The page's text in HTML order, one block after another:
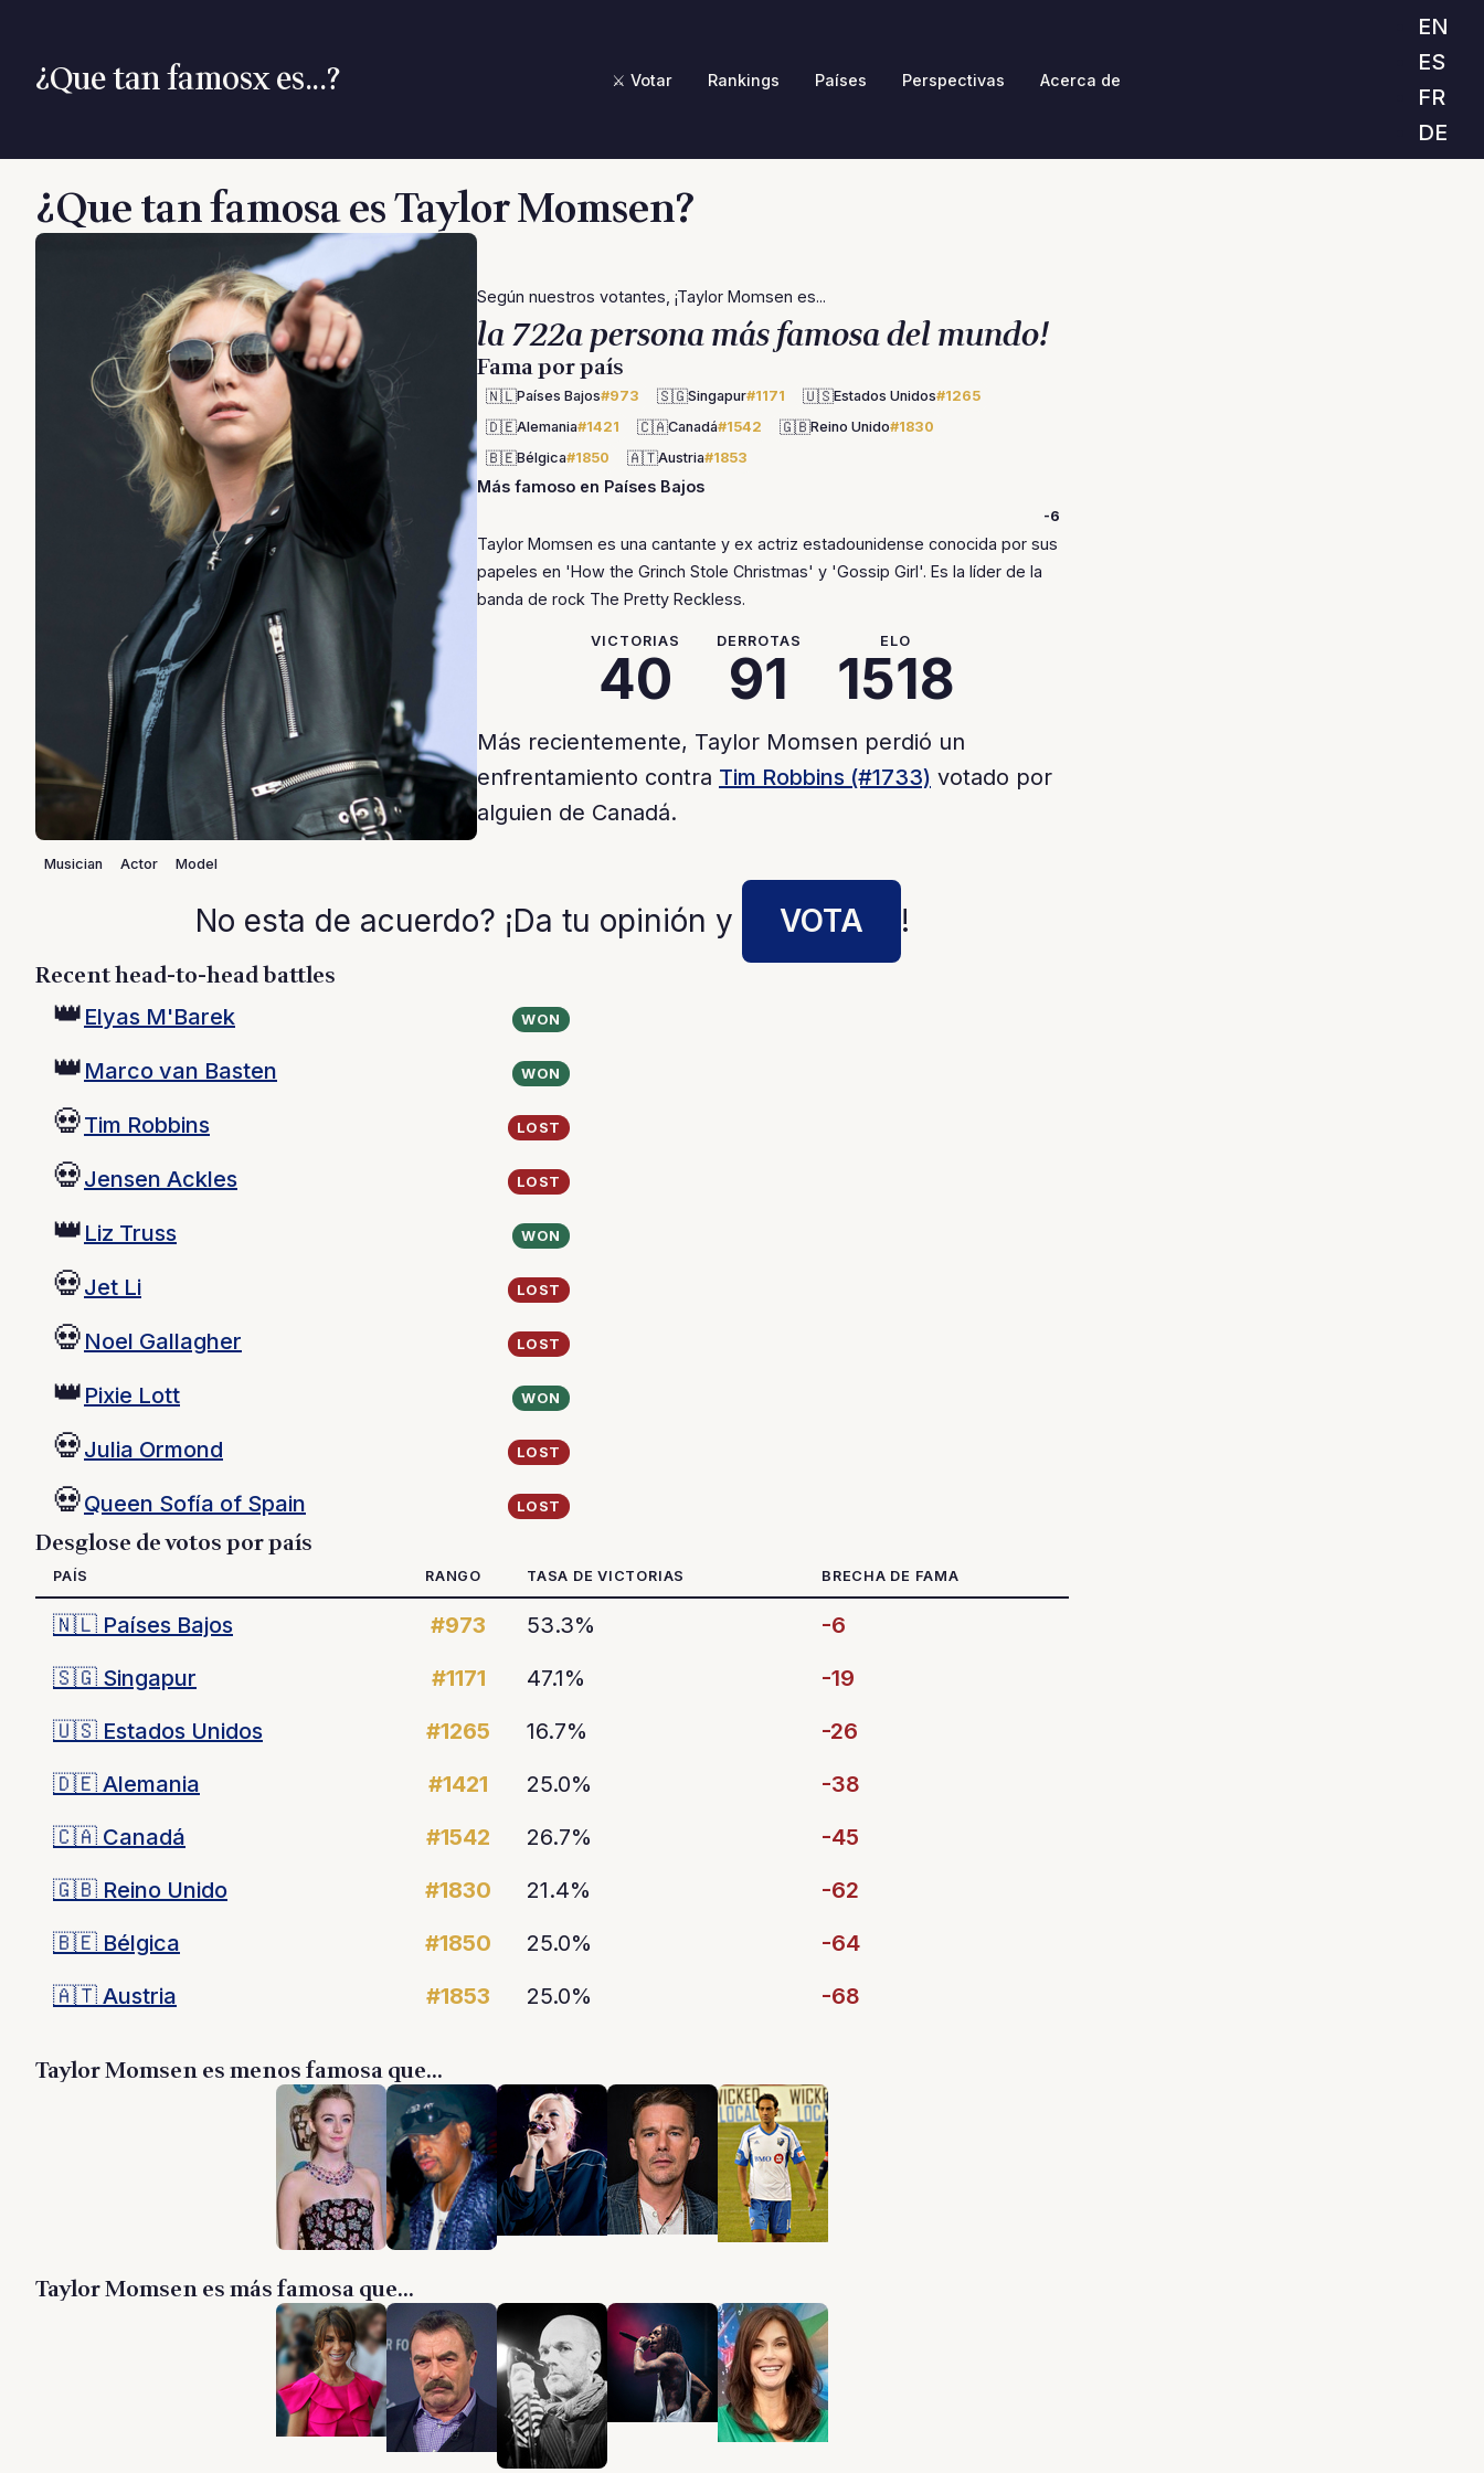
¿Que tan famosx es...? ⚔️ Votar Rankings Países Perspectivas Acerca de
EN
ES
FR
DE
¿Que tan famosa es Taylor Momsen?
Musician Actor Model
Según nuestros votantes, ¡Taylor Momsen es...
la 722a persona más famosa del mundo!
Fama por país
🇳🇱Países Bajos#973 🇸🇬Singapur#1171 🇺🇸Estados Unidos#1265
🇩🇪Alemania#1421 🇨🇦Canadá#1542 🇬🇧Reino Unido#1830
🇧🇪Bélgica#1850 🇦🇹Austria#1853
Más famoso en Países Bajos
-6
Taylor Momsen es una cantante y ex actriz estadounidense conocida por sus
papeles en 'How the Grinch Stole Christmas' y 'Gossip Girl'. Es la líder de la
banda de rock The Pretty Reckless.
VICTORIAS
40
DERROTAS
91
ELO
1518
Más recientemente, Taylor Momsen perdió un
enfrentamiento contra Tim Robbins (#1733) votado por
alguien de Canadá.
No esta de acuerdo? ¡Da tu opinión y VOTA !
Recent head-to-head battles
👑 Elyas M'Barek WON
👑 Marco van Basten WON
💀Tim Robbins LOST
💀Jensen Ackles LOST
👑 Liz Truss WON
💀Jet Li LOST
💀 Noel Gallagher LOST
👑 Pixie Lott WON
💀Julia Ormond LOST
💀Queen Sofía of Spain LOST
Desglose de votos por país
PAÍS RANGO TASA DE VICTORIAS BRECHA DE FAMA
🇳🇱 Países Bajos #973 53.3%
-6
🇸🇬 Singapur #1171 47.1%
-19
🇺🇸 Estados Unidos #1265 16.7%
-26
🇩🇪 Alemania #1421 25.0%
-38
🇨🇦 Canadá #1542 26.7%
-45
🇬🇧 Reino Unido #1830 21.4%
-62
🇧🇪 Bélgica #1850 25.0%
-64
🇦🇹 Austria #1853 25.0% -68
Taylor Momsen es menos famosa que...
Taylor Momsen es más famosa que...